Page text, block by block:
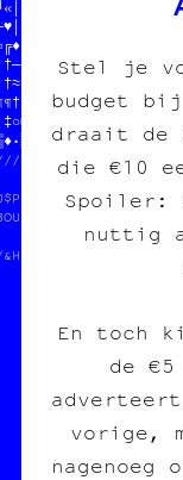
HELP
4%T
DU POGNON
COPIE CARB▒NE
•
Stel je
budget
draait de
die €10
Spoiler:
nuttig
En toch
de €5
vorige,
nagenoeg